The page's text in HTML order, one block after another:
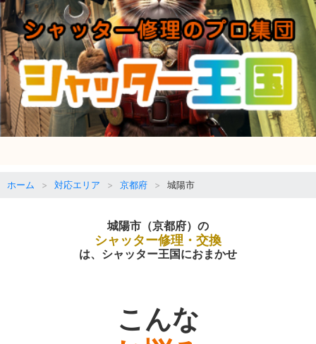
ホーム 対応エリア 京都府 城陽市
城陽市（京都府）の
シャッター修理・交換
は、シャッター王国におまかせ
こんな